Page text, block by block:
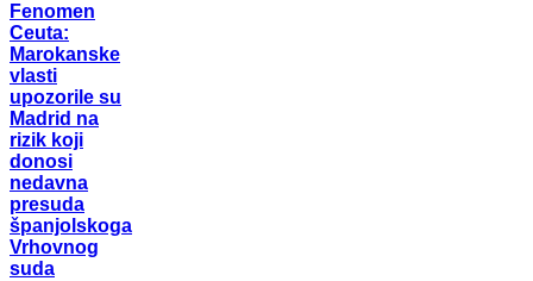
Fenomen
Ceuta:
Marokanske
vlasti
upozorile su
Madrid na
rizik koji
donosi
nedavna
presuda
španjolskoga
Vrhovnog
suda